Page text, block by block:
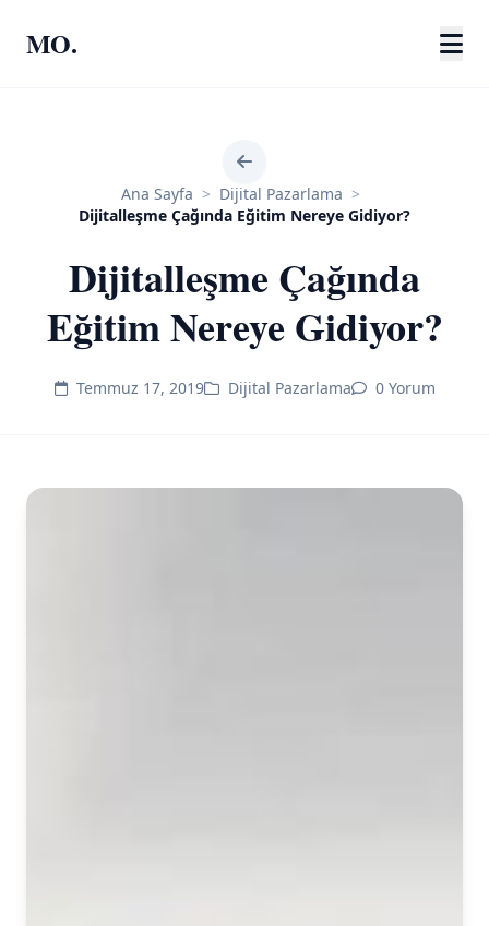
MO.
Ana Sayfa > Dijital Pazarlama >
Dijitalleşme Çağında Eğitim Nereye Gidiyor?
Dijitalleşme Çağında
Eğitim Nereye Gidiyor?
Temmuz 17, 2019 Dijital Pazarlama 0 Yorum